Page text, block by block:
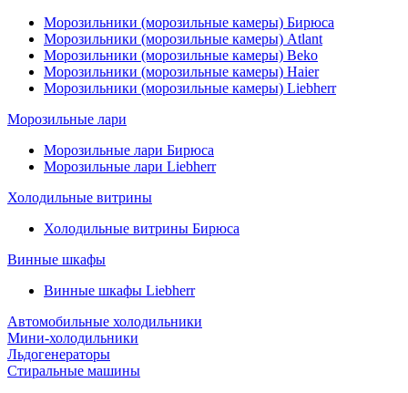
Морозильники (морозильные камеры) Бирюса
Морозильники (морозильные камеры) Atlant
Морозильники (морозильные камеры) Beko
Морозильники (морозильные камеры) Haier
Морозильники (морозильные камеры) Liebherr
Морозильные лари
Морозильные лари Бирюса
Морозильные лари Liebherr
Холодильные витрины
Холодильные витрины Бирюса
Винные шкафы
Винные шкафы Liebherr
Автомобильные холодильники
Мини-холодильники
Льдогенераторы
Стиральные машины